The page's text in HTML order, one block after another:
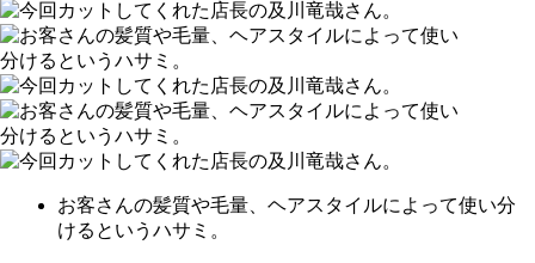
お客さんの髪質や毛量、ヘアスタイルによって使い分
けるというハサミ。